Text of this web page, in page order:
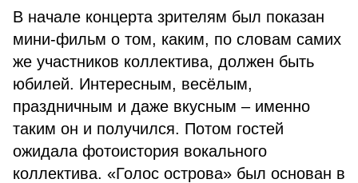
В начале концерта зрителям был показан
мини-фильм о том, каким, по словам самих
же участников коллектива, должен быть
юбилей. Интересным, весёлым,
праздничным и даже вкусным – именно
таким он и получился. Потом гостей
ожидала фотоистория вокального
коллектива. «Голос острова» был основан в